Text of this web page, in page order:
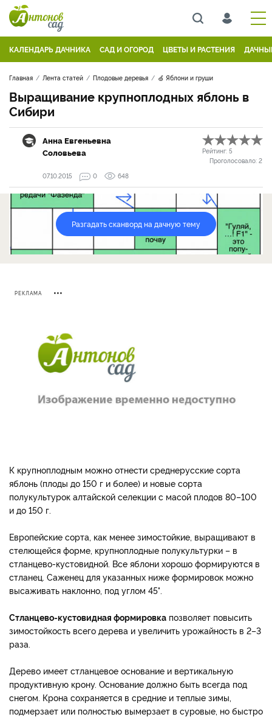
КАЛЕНДАРЬ ДАЧНИКА САД И ОГОРОД ЦВЕТЫ И РАСТЕНИЯ
Главная Лента статей Плодовые деревья 🍏 Яблони и груши
Выращивание крупноплодных яблонь в
Сибири
Анна Евгеньевна
Соловьева
Рейтинг: 5
Проголосовало: 2
07.10.2015
0 648
Разгадать сканворд на дачную тему
РЕКЛАМА
К крупноплодным можно отнести среднерусские сорта
яблонь (плоды до 150 г и более) и новые сорта
полукультурок алтайской селекции с масой плодов 80–100
и до 150 г.
Европейские сорта, как менее зимостойкие, выращивают в
стелющейся форме, крупноплодные полукультурки – в
стланцево-кустовидной. Все яблони хорошо формируются в
стланец. Саженец для указанных ниже формировок можно
высаживать наклонно, под углом 45°.
Стланцево-кустовидная формировка позволяет повысить
зимостойкость всего дерева и увеличить урожайность в 2–3
раза.
Дерево имеет стланцевое основание и вертикальную
продуктивную крону. Основание должно быть всегда под
снегом. Крона сохраняется в средние и теплые зимы,
подмерзает или полностью вымерзает в суровые, но быстро